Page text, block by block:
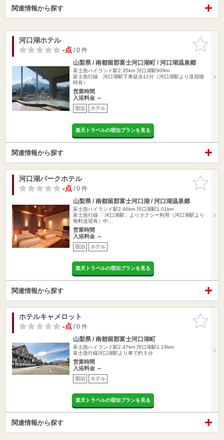
関連情報から探す
お気に入
りに追加
河口湖ホテル
-点/ 0 件
山梨県 / 南都留郡富士河口湖町 / 河口湖温泉郷
富士急ハイランド駅2.35km 河口湖駅909m
富士急行線 河口湖駅下車徒歩12分（河口湖駅より送迎随
時有）
営業時間
入浴料金 ～
宿泊 ホテル
楽天トラベルの宿泊プランを見る
関連情報から探す
お気に入
りに追加
河口湖パークホテル
-点/ 0 件
山梨県 / 南都留郡富士河口湖 / 河口湖温泉郷
富士急ハイランド駅2.46km 河口湖駅1.01km
富士急行線 「河口湖駅」よりタクシー利用（河口湖駅より
無料送迎有）中…
営業時間
入浴料金 ～
宿泊 ホテル
楽天トラベルの宿泊プランを見る
関連情報から探す
お気に入
りに追加
ホテルキャメロット
-点/ 0 件
山梨県 / 南都留郡富士河口湖町
富士急ハイランド駅2.47km 河口湖駅1.19km
富士急行線河口湖駅より車で約５分
営業時間
入浴料金 ～
宿泊 ホテル
楽天トラベルの宿泊プランを見る
関連情報から探す